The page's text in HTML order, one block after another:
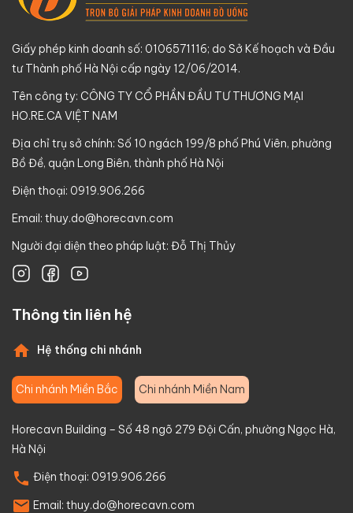
Giấy phép kinh doanh số: 0106571116; do Sở Kế hoạch và Đầu
tư Thành phố Hà Nội cấp ngày 12/06/2014.
Tên công ty: CÔNG TY CỔ PHẦN ĐẦU TƯ THƯƠNG MẠI
HO.RE.CA VIỆT NAM
Địa chỉ trụ sở chính: Số 10 ngách 199/8 phố Phú Viên, phường
Bồ Đề, quận Long Biên, thành phố Hà Nội
Điện thoại: 0919.906.266
Email: thuy.do@horecavn.com
Người đại diện theo pháp luật: Đỗ Thị Thủy
Thông tin liên hệ
Hệ thống chi nhánh
Chi nhánh Miền Bắc Chi nhánh Miền Nam
Horecavn Building – Số 48 ngõ 279 Đội Cấn, phường Ngọc Hà,
Hà Nội
Điện thoại: 0919.906.266
Email: thuy.do@horecavn.com